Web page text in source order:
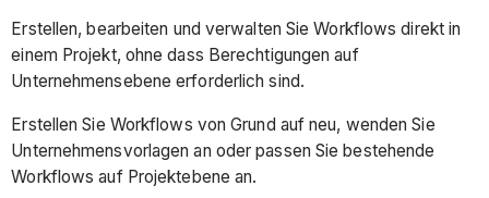
Erstellen, bearbeiten und verwalten Sie Workflows direkt in
einem Projekt, ohne dass Berechtigungen auf
Unternehmensebene erforderlich sind.
Erstellen Sie Workflows von Grund auf neu, wenden Sie
Unternehmensvorlagen an oder passen Sie bestehende
Workflows auf Projektebene an.